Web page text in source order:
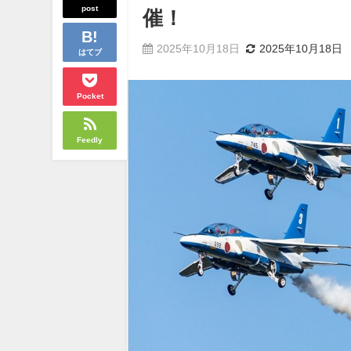
post
はてブ
Pocket
Feedly
催！
2025年10月18日 2025年10月18日